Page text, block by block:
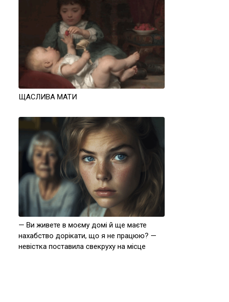
ЩАСЛИВА МАТИ
— Ви живете в моєму домі й ще маєте
нахабство дорікати, що я не працюю? —
невістка поставила свекруху на місце